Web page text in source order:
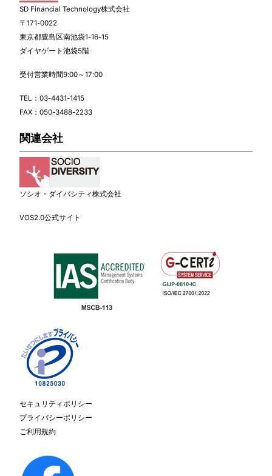
SD Financial Technology株式会社
〒171-0022
東京都豊島区南池袋1-16-15
ダイヤゲート池袋5階
受付営業時間9:00～17:00
TEL： 03-4431-1415
FAX：050-3488-2233
関連会社
ソシオ・ダイバシティ株式会社
VOS2.0公式サイト
セキュリティポリシー
プライバシーポリシー
ご利用規約